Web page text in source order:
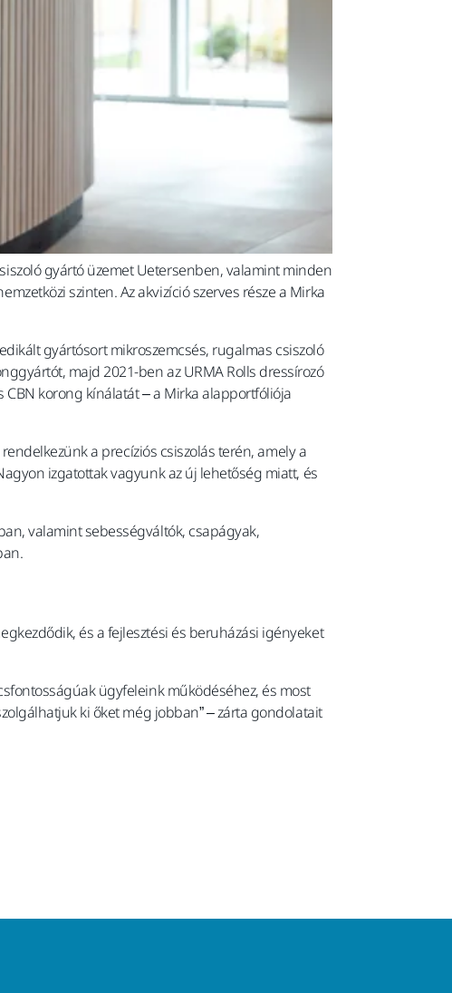
gyártó üzemet Uetersenben, valamint minden
szinten. Az akvizíció szerves része a Mirka
gyártósort mikroszemcsés, rugalmas csiszoló
majd 2021-ben az URMA Rolls dressírozó
korong kínálatát – a Mirka alapportfóliója
a precíziós csiszolás terén, amely a
izgatottak vagyunk az új lehetőség miatt, és
valamint sebességváltók, csapágyak,
és a fejlesztési és beruházási igényeket
ügyfeleink működéséhez, és most
ki őket még jobban” – zárta gondolatait